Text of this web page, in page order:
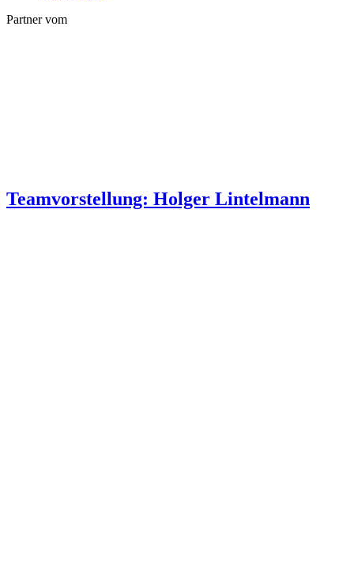
Partner vom
Teamvorstellung: Holger Lintelmann